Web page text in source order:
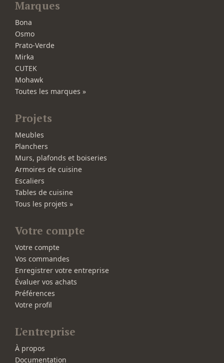
Marques
Bona
Osmo
Prato-Verde
Mirka
CUTEK
Mohawk
Toutes les marques »
Projets
Meubles
Planchers
Murs, plafonds et boiseries
Armoires de cuisine
Escaliers
Tables de cuisine
Tous les projets »
Votre compte
Votre compte
Vos commandes
Enregistrer votre entreprise
Évaluer vos achats
Préférences
Votre profil
L'entreprise
À propos
Documentation